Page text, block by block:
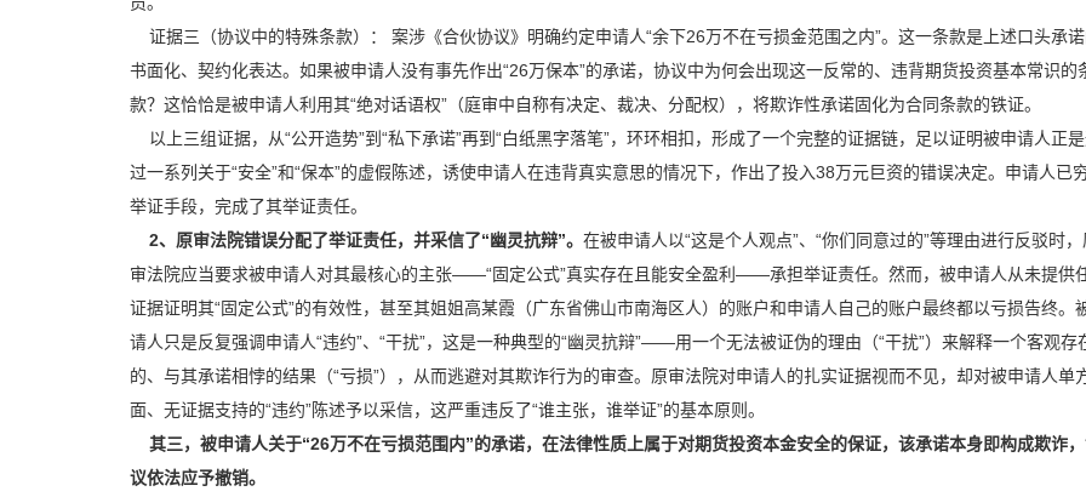
证据三（协议中的特殊条款）： 案涉《合伙协议》明确约定申请人“余下26万不在亏损金范围之内”。这一条款是上述口头承
书面化、契约化表达。如果被申请人没有事先作出“26万保本”的承诺，协议中为何会出现这一反常的、违背期货投资基本常识的
款？这恰恰是被申请人利用其“绝对话语权”（庭审中自称有决定、裁决、分配权），将欺诈性承诺固化为合同条款的铁证。
以上三组证据，从“公开造势”到“私下承诺”再到“白纸黑字落笔”，环环相扣，形成了一个完整的证据链，足以证明被申请人正
过一系列关于“安全”和“保本”的虚假陈述，诱使申请人在违背真实意思的情况下，作出了投入38万元巨资的错误决定。申请人已
举证手段，完成了其举证责任。
2、原审法院错误分配了举证责任，并采信了“幽灵抗辩”。 在被申请人以“这是个人观点”、“你们同意过的”等理由进行反驳时，
审法院应当要求被申请人对其最核心的主张——“固定公式”真实存在且能安全盈利——承担举证责任。然而，被申请人从未提供
证据证明其“固定公式”的有效性，甚至其姐姐高某霞（广东省佛山市南海区人）的账户和申请人自己的账户最终都以亏损告终。
请人只是反复强调申请人“违约”、“干扰”，这是一种典型的“幽灵抗辩”——用一个无法被证伪的理由（“干扰”）来解释一个客观存
的、与其承诺相悖的结果（“亏损”），从而逃避对其欺诈行为的审查。原审法院对申请人的扎实证据视而不见，却对被申请人单
面、无证据支持的“违约”陈述予以采信，这严重违反了“谁主张，谁举证”的基本原则。
其三，被申请人关于“26万不在亏损范围内”的承诺，在法律性质上属于对期货投资本金安全的保证，该承诺本身即构成欺诈
议依法应予撤销。